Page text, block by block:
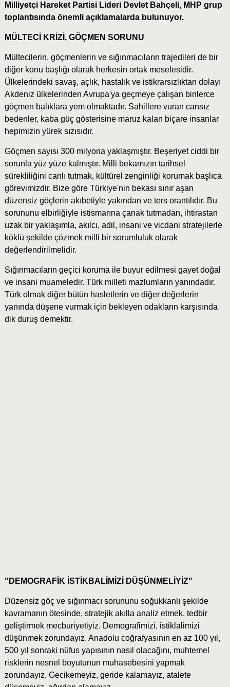
Milliyetçi Hareket Partisi Lideri Devlet Bahçeli, MHP grup
toplantısında önemli açıklamalarda bulunuyor.
MÜLTECİ KRİZİ, GÖÇMEN SORUNU
Mültecilerin, göçmenlerin ve sığınmacıların trajedileri de bir
diğer konu başlığı olarak herkesin ortak meselesidir.
Ülkelerindeki savaş, açlık, hastalık ve istikrarsızlıktan dolayı
Akdeniz ülkelerinden Avrupa'ya geçmeye çalışan binlerce
göçmen balıklara yem olmaktadır. Sahillere vuran cansız
bedenler, kaba güç gösterisine maruz kalan biçare insanlar
hepimizin yürek sızısıdır.
Göçmen sayısı 300 milyona yaklaşmıştır. Beşeriyet ciddi bir
sorunla yüz yüze kalmıştır. Milli bekamızın tarihsel
sürekliliğini canlı tutmak, kültürel zenginliği korumak başlıca
görevimizdir. Bize göre Türkiye'nin bekası sınır aşan
düzensiz göçlerin akıbetiyle yakından ve ters orantılıdır. Bu
sorununu elbirliğiyle istismarına çanak tutmadan, ihtirastan
uzak bir yaklaşımla, akılcı, adil, insani ve vicdani stratejilerle
köklü şekilde çözmek milli bir sorumluluk olarak
değerlendirilmelidir.
Sığınmacıların geçici koruma ile buyur edilmesi gayet doğal
ve insani muameledir. Türk milleti mazlumların yanındadır.
Türk olmak diğer bütün hasletlerin ve diğer değerlerin
yanında düşene vurmak için bekleyen odakların karşısında
dik duruş demektir.
"DEMOGRAFİK İSTİKBALİMİZİ DÜŞÜNMELİYİZ"
Düzensiz göç ve sığınmacı sorununu soğukkanlı şekilde
kavramanın ötesinde, stratejik akılla analiz etmek, tedbir
geliştirmek mecburiyetiyiz. Demografimizi, istiklalimizi
düşünmek zorundayız. Anadolu coğrafyasının en az 100 yıl,
500 yıl sonraki nüfus yapısının nasıl olacağını, muhtemel
risklerin nesnel boyutunun muhasebesini yapmak
zorundayız. Gecikemeyiz, geride kalamayız, atalete